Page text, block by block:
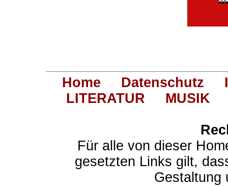
Home Datenschutz
LITERATUR
MUSIK
Für alle von dieser
gesetzten Links gilt,
Gestaltung